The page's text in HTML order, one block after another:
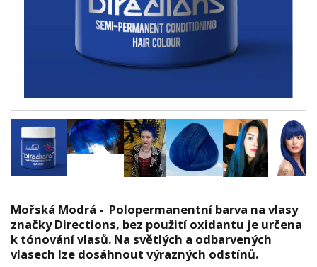
Mořská Modrá - Polopermanentní barva na vlasy
značky Directions, bez použití oxidantu je určena
k tónování vlasů. Na světlých a odbarvených
vlasech lze dosáhnout výrazných odstínů.